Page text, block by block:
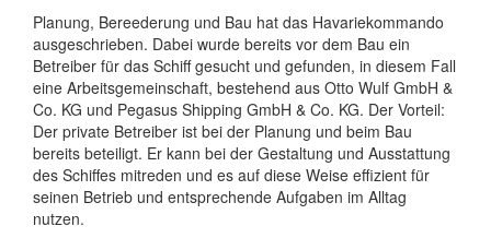
Planung, Bereederung und Bau hat das Havariekommando
ausgeschrieben. Dabei wurde bereits vor dem Bau ein
Betreiber für das Schiff gesucht und gefunden, in diesem Fall
eine Arbeitsgemeinschaft, bestehend aus Otto Wulf GmbH &
Co. KG und Pegasus Shipping GmbH & Co. KG. Der Vorteil:
Der private Betreiber ist bei der Planung und beim Bau
bereits beteiligt. Er kann bei der Gestaltung und Ausstattung
des Schiffes mitreden und es auf diese Weise effizient für
seinen Betrieb und entsprechende Aufgaben im Alltag
nutzen.